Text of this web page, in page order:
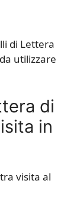
di Lettera
utilizzare
di
in
visita al